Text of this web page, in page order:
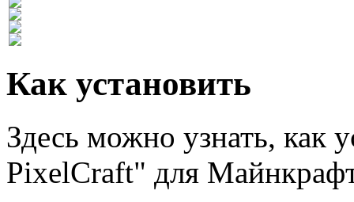
Как установить
Здесь можно узнать, как
PixelCraft" для